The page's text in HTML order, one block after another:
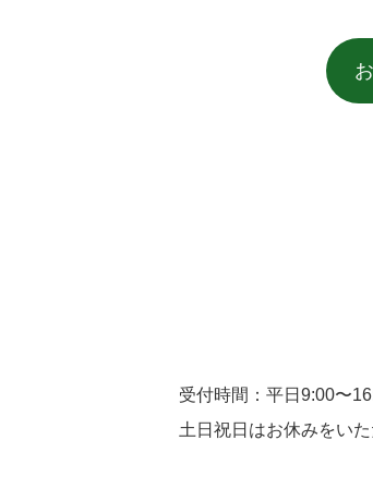
受付時間：平日9:00〜
土日祝日はお休みをいた